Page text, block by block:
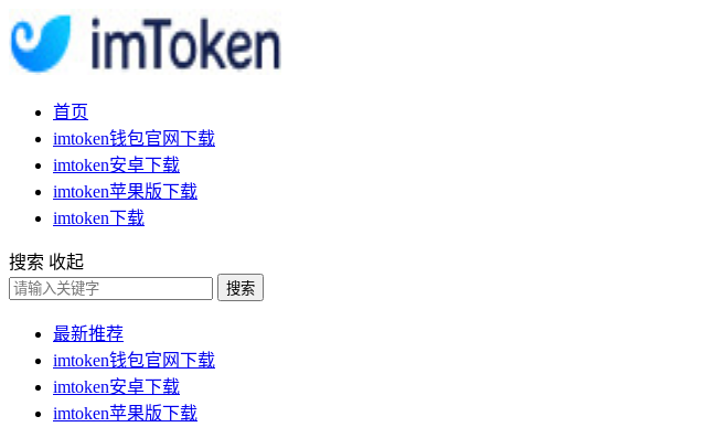
首页
imtoken钱包官网下载
imtoken安卓下载
imtoken苹果版下载
imtoken下载
搜索 收起
搜索
最新推荐
imtoken钱包官网下载
imtoken安卓下载
imtoken苹果版下载